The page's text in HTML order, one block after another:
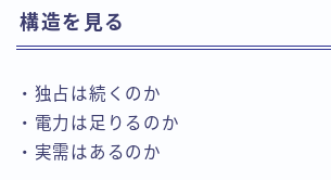
構造を見る
・独占は続くのか
・電力は足りるのか
・実需はあるのか